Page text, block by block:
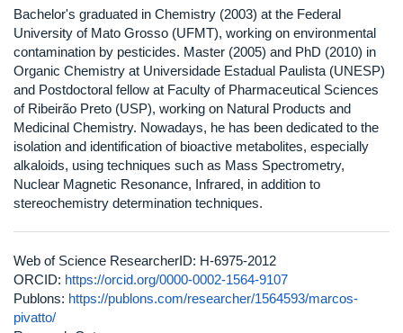
Bachelor's graduated in Chemistry (2003) at the Federal
University of Mato Grosso (UFMT), working on environmental
contamination by pesticides. Master (2005) and PhD (2010) in
Organic Chemistry at Universidade Estadual Paulista (UNESP)
and Postdoctoral fellow at Faculty of Pharmaceutical Sciences
of Ribeirão Preto (USP), working on Natural Products and
Medicinal Chemistry. Nowadays, he has been dedicated to the
isolation and identification of bioactive metabolites, especially
alkaloids, using techniques such as Mass Spectrometry,
Nuclear Magnetic Resonance, Infrared, in addition to
stereochemistry determination techniques.
Web of Science ResearcherID: H-6975-2012
ORCID: https://orcid.org/0000-0002-1564-9107
Publons: https://publons.com/researcher/1564593/marcos-
pivatto/